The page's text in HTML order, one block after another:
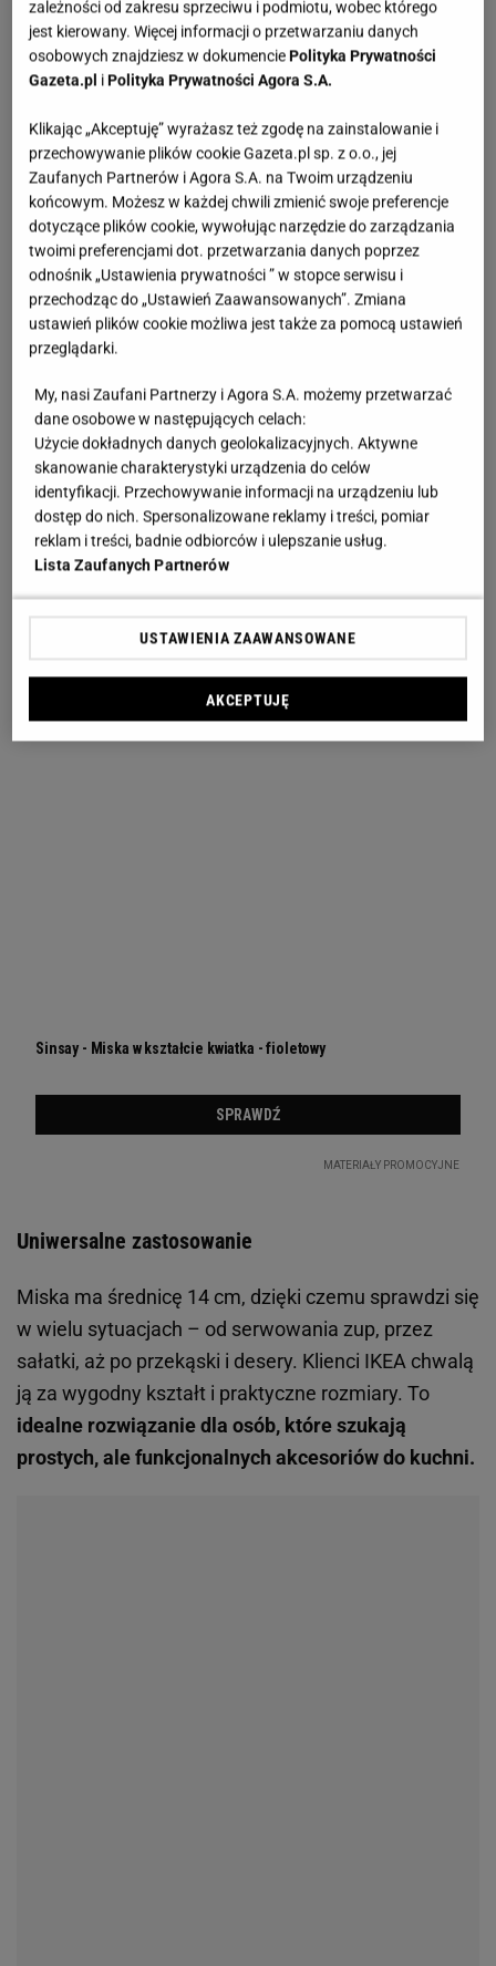
także w czasie przyjęcia w gronie przyjaciół.
screen z ikea
Uniwersalne zastosowanie
Miska ma średnicę 14 cm, dzięki czemu sprawdzi się
w wielu sytuacjach – od serwowania zup, przez
sałatki, aż po przekąski i desery. Klienci IKEA chwalą
ją za wygodny kształt i praktyczne rozmiary. To
idealne rozwiązanie dla osób, które szukają
prostych, ale funkcjonalnych akcesoriów do kuchni.
zależności od zakresu sprzeciwu i podmiotu, wobec którego
jest kierowany. Więcej informacji o przetwarzaniu danych
osobowych znajdziesz w dokumenciePolityka Prywatności
Gazeta.pl iPolityka Prywatności Agora S.A.
Klikając „Akceptuję” wyrażasz też zgodę na zainstalowanie i
przechowywanie plików cookie Gazeta.pl sp. z o.o., jej
Zaufanych Partnerów i Agora S.A. na Twoim urządzeniu
końcowym. Możesz w każdej chwili zmienić swoje preferencje
dotyczące plików cookie, wywołując narzędzie do zarządzania
twoimi preferencjami dot. przetwarzania danych poprzez
odnośnik „Ustawienia prywatności ” w stopce serwisu i
przechodząc do „Ustawień Zaawansowanych”. Zmiana
ustawień plików cookie możliwa jest także za pomocą ustawień
przeglądarki.
My, nasi Zaufani Partnerzy i Agora S.A. możemy przetwarzać
dane osobowe w następujących celach:
Użycie dokładnych danych geolokalizacyjnych. Aktywne
skanowanie charakterystyki urządzenia do celów
identyfikacji. Przechowywanie informacji na urządzeniu lub
dostęp do nich. Spersonalizowane reklamy i treści, pomiar
reklam i treści, badnie odbiorców i ulepszanie usług.
Lista Zaufanych Partnerów
USTAWIENIA ZAAWANSOWANE
AKCEPTUJĘ